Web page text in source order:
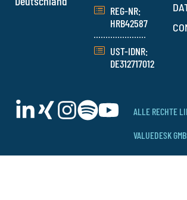
REG-NR:
HRB42587
UST-IDNR:
DE312717012
ALLE RECHTE
VALUEDESK